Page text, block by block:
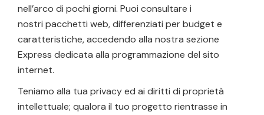
nell’arco di pochi giorni. Puoi consultare i
nostri pacchetti web, differenziati per budget e
caratteristiche, accedendo alla nostra sezione
Express dedicata alla programmazione del sito
internet.
Teniamo alla tua privacy ed ai diritti di proprietà
intellettuale; qualora il tuo progetto rientrasse in